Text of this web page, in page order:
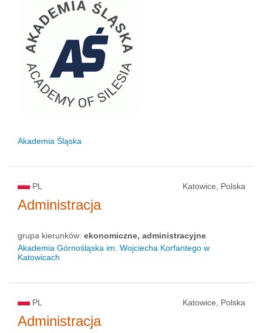
Akademia Śląska
PL Katowice, Polska
Administracja
grupa kierunków: ekonomiczne, administracyjne
Akademia Górnośląska im. Wojciecha Korfantego w
Katowicach
PL Katowice, Polska
Administracja